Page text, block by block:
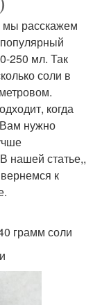
расскажем
250 мл. Так
соли в
когда
нужно
нашей статье,,
к
грамм соли